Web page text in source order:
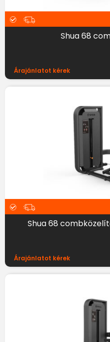
Shua 68
Árajánlatot kérek
Shua 68
Árajánlatot kérek